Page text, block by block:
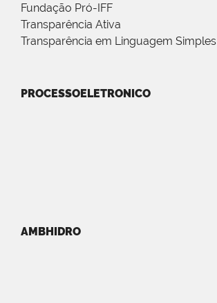
Fundação Pró-IFF
Transparência Ativa
Transparência em Linguagem Simples
PROCESSOELETRONICO
AMBHIDRO